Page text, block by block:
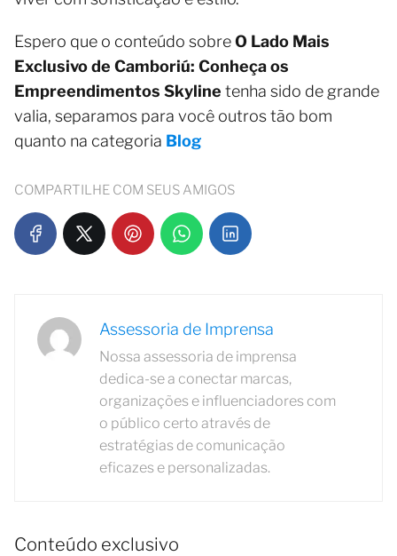
Espero que o conteúdo sobreO Lado Mais
Exclusivo de Camboriú: Conheça os
Empreendimentos Skyline tenha sido de grande
valia, separamos para você outros tão bom
quanto na categoria Blog
COMPARTILHE COM SEUS AMIGOS
Assessoria de Imprensa
Nossa assessoria de imprensa
dedica-se a conectar marcas,
organizações e influenciadores com
o público certo através de
estratégias de comunicação
eficazes e personalizadas.
Conteúdo exclusivo